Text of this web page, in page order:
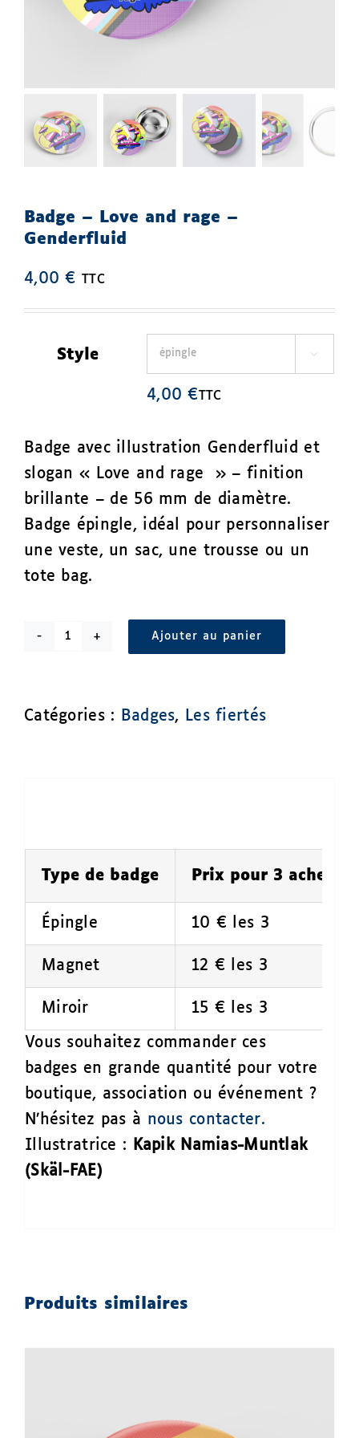
Panier
Badge – Love and rage –
Genderfluid
4,00€ TTC
Style 
4,00€TTC
Badge avec illustration Genderfluid et
slogan « Love and rage » – finition
brillante – de 56 mm de diamètre.
Badge épingle, idéal pour personnaliser
une veste, un sac, une trousse ou un
tote bag.
-
Genderfluid
Ajouter au panier
Catégories : Badges, Les fiertés
Type de badge Prix pour 3 achetés
Épingle 10 € les 3
Magnet 12 € les 3
Miroir 15 € les 3
Vous souhaitez commander ces
badges en grande quantité pour votre
boutique, association ou événement ?
N’hésitez pas à nous contacter.
Illustratrice :
Kapik Namias-Muntlak
(Skäl-FAE)
Produits similaires